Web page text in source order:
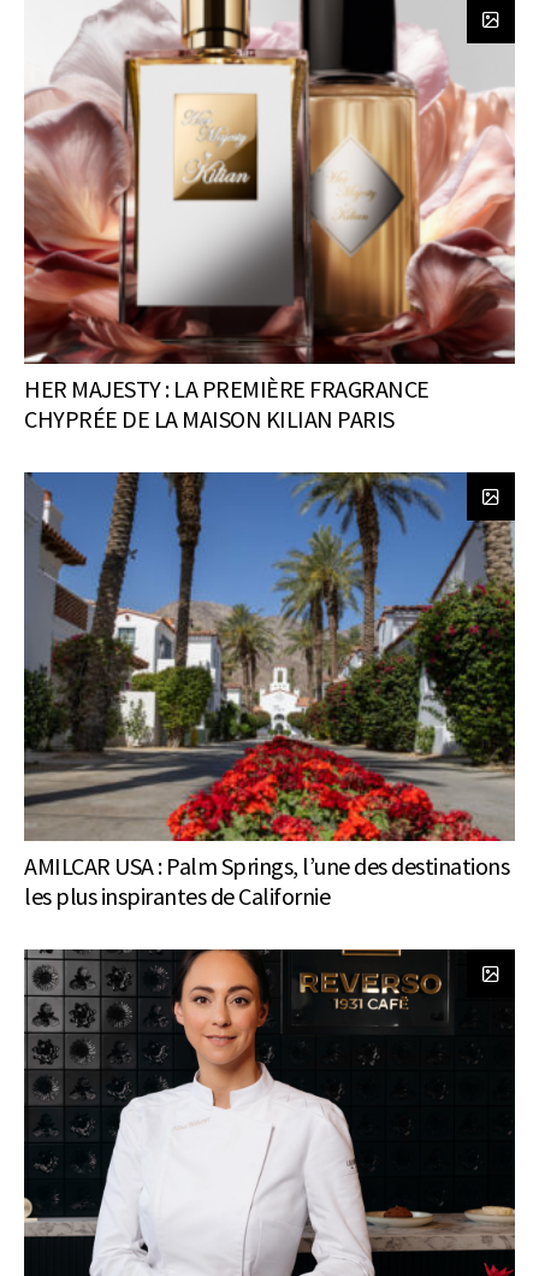
HER MAJESTY : LA PREMIÈRE FRAGRANCE
CHYPRÉE DE LA MAISON KILIAN PARIS
AMILCAR USA : Palm Springs, l’une des destinations
les plus inspirantes de Californie